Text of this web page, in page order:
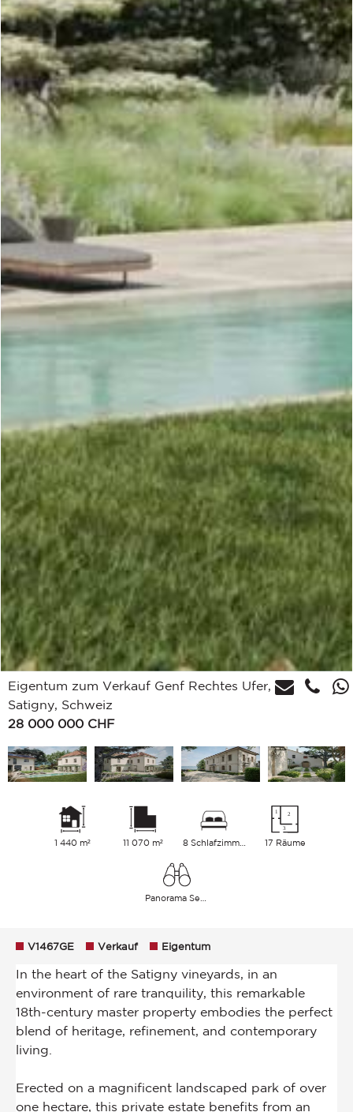
Eigentum zum Verkauf Genf Rechtes Ufer,
Satigny, Schweiz
28 000 000 CHF
1 440 m² 11 070 m² 8 Schlafzimmer 17 Räume
V1467GE Verkauf Eigentum